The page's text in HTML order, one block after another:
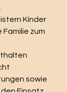
Kinder
zum
sowie